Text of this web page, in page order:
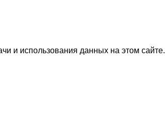
и использования данных на этом сайте.